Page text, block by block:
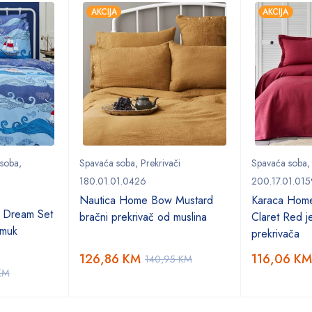
,
Set
AKCIJA
Spavaća soba, Prekrivači
180.01.01.0426
Nautica Home Bow Mustard
bračni prekrivač od muslina
140,95KM
126,86 KM
AKCIJA
Spavaća soba,
Karaca
Claret Red
prekrivača
116,06 KM